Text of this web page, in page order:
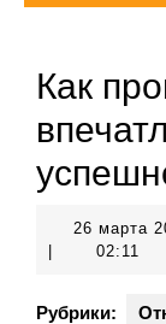
Как
26 марта
02:11
Рубрики: